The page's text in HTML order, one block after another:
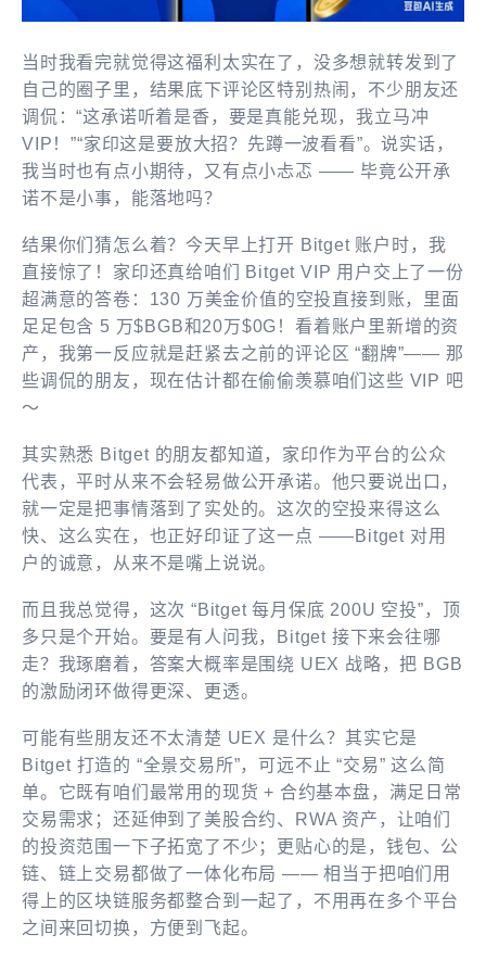
当时我看完就觉得这福利太实在了，没多想就转发到了
自己的圈子里，结果底下评论区特别热闹，不少朋友还
调侃：“这承诺听着是香，要是真能兑现，我立马冲
VIP！”“家印这是要放大招？先蹲一波看看”。说实话，
我当时也有点小期待，又有点小忐忑 —— 毕竟公开承
诺不是小事，能落地吗？
结果你们猜怎么着？今天早上打开 Bitget 账户时，我
直接惊了！家印还真给咱们 Bitget VIP 用户交上了一份
超满意的答卷：130 万美金价值的空投直接到账，里面
足足包含 5 万$BGB和20万$0G！看着账户里新增的资
产，我第一反应就是赶紧去之前的评论区 “翻牌”—— 那
些调侃的朋友，现在估计都在偷偷羡慕咱们这些 VIP 吧
～
其实熟悉 Bitget 的朋友都知道，家印作为平台的公众
代表，平时从来不会轻易做公开承诺。他只要说出口，
就一定是把事情落到了实处的。这次的空投来得这么
快、这么实在，也正好印证了这一点 ——Bitget 对用
户的诚意，从来不是嘴上说说。
而且我总觉得，这次 “Bitget 每月保底 200U 空投”，顶
多只是个开始。要是有人问我，Bitget 接下来会往哪
走？我琢磨着，答案大概率是围绕 UEX 战略，把 BGB
的激励闭环做得更深、更透。
可能有些朋友还不太清楚 UEX 是什么？其实它是
Bitget 打造的 “全景交易所”，可远不止 “交易” 这么简
单。它既有咱们最常用的现货 + 合约基本盘，满足日常
交易需求；还延伸到了美股合约、RWA 资产，让咱们
的投资范围一下子拓宽了不少；更贴心的是，钱包、公
链、链上交易都做了一体化布局 —— 相当于把咱们用
得上的区块链服务都整合到一起了，不用再在多个平台
之间来回切换，方便到飞起。